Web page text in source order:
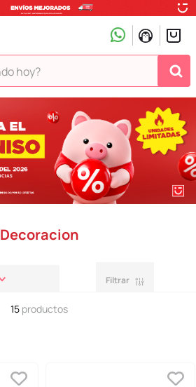
hoy?
Decoracion
Filtrar
15 productos